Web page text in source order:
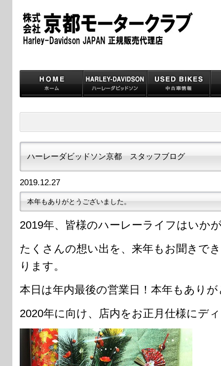
ハーレーダビッドソン京都 スタッフブログ
2019.12.27
本年もありがとうございました。
2019年、皆様のハーレーライフはいか
たくさんの想い出を、来年もお聞きで
ります。
本日は年内最後の営業日！本年もあり
2020年に向け、店内をお正月仕様にデ